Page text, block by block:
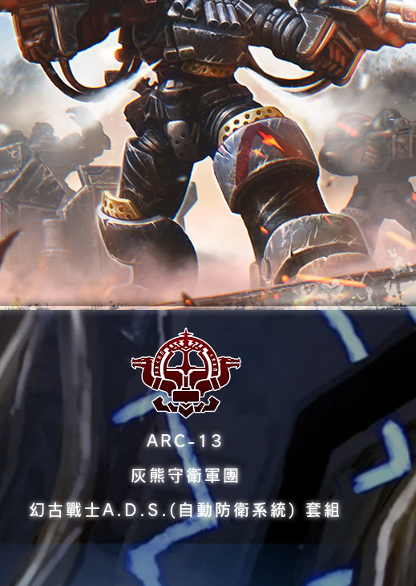
ARC-13
灰熊守衛軍團
幻古戰士A.D.S.(自動防衛系統) 套組